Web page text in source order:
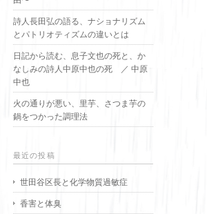
詩人長田弘の語る、ナショナリズム
とパトリオティズムの違いとは
日記から読む、息子文也の死と、か
なしみの詩人中原中也の死 ／ 中原
中也
火の通りが悪い、里芋、さつま芋の
鍋をつかった調理法
最近の投稿
世田谷区長と化学物質過敏症
香害と体臭